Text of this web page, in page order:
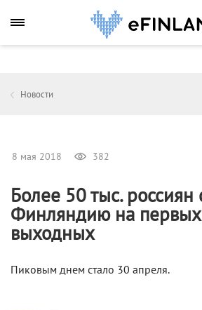
Новости
8 мая 2018 382
Более 50 тыс. россиян
Финляндию на
выходных
Пиковым днем стало 30 апреля.